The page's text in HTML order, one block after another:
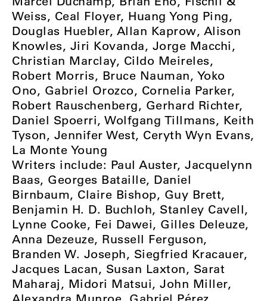
Weiss, Ceal Floyer, Huang Yong Ping,
Douglas Huebler, Allan Kaprow, Alison
Knowles, Jiri Kovanda, Jorge Macchi,
Christian Marclay, Cildo Meireles,
Robert Morris, Bruce Nauman, Yoko
Ono, Gabriel Orozco, Cornelia Parker,
Robert Rauschenberg, Gerhard Richter,
Daniel Spoerri, Wolfgang Tillmans, Keith
Tyson, Jennifer West, Ceryth Wyn Evans,
La Monte Young
Writers include: Paul Auster, Jacquelynn
Baas, Georges Bataille, Daniel
Birnbaum, Claire Bishop, Guy Brett,
Benjamin H. D. Buchloh, Stanley Cavell,
Lynne Cooke, Fei Dawei, Gilles Deleuze,
Anna Dezeuze, Russell Ferguson,
Branden W. Joseph, Siegfried Kracauer,
Jacques Lacan, Susan Laxton, Sarat
Maharaj, Midori Matsui, John Miller,